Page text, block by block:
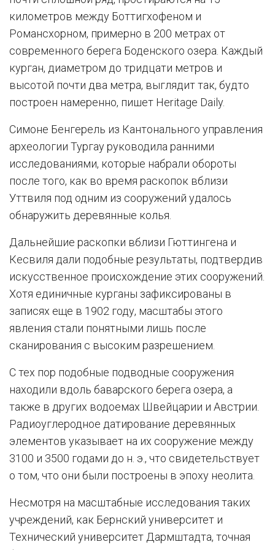
километров между Боттигхофеном и
Романсхорном, примерно в 200 метрах от
современного берега Боденского озера. Каждый
курган, диаметром до тридцати метров и
высотой почти два метра, выглядит так, будто
построен намеренно, пишет Heritage Daily.
Симоне Бенгерель из Кантонального управления
археологии Тургау руководила ранними
исследованиями, которые набрали обороты
после того, как во время раскопок вблизи
Уттвиля под одним из сооружений удалось
обнаружить деревянные колья.
Дальнейшие раскопки вблизи Гюттингена и
Кесвиля дали подобные результаты, подтвердив
искусственное происхождение этих сооружений.
Хотя единичные курганы зафиксированы в
записях еще в 1902 году, масштабы этого
явления стали понятными лишь после
сканирования с высоким разрешением.
С тех пор подобные подводные сооружения
находили вдоль баварского берега озера, а
также в других водоемах Швейцарии и Австрии.
Радиоуглеродное датирование деревянных
элементов указывает на их сооружение между
3100 и 3500 годами до н. э., что свидетельствует
о том, что они были построены в эпоху неолита.
Несмотря на масштабные исследования таких
учреждений, как Бернский университет и
Технический университет Дармштадта, точная